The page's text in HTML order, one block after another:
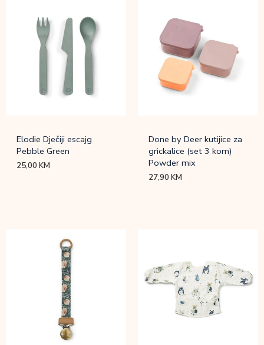
Elodie Dječiji escajg
Pebble Green
25,00KM
Done by Deer kutijice za
grickalice (set 3 kom)
Powder mix
27,90KM